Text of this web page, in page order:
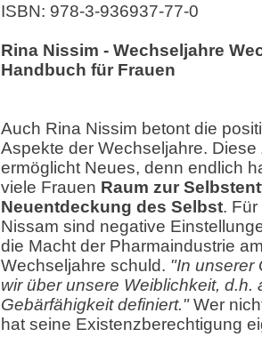
ISBN: 978-3-936937-77-0
Rina Nissim - Wechseljahre
Handbuch für Frauen
Auch Rina Nissim betont die
Aspekte der Wechseljahre. Diese
ermöglicht Neues, denn endlich
viele Frauen Raum zur
Neuentdeckung des Selbst.
Nissam sind negative
die Macht der Pharmaindustrie
Wechseljahre schuld. "In unserer
wir über unsere Weiblichkeit, d.h.
Gebärfähigkeit definiert."Wer
hat seine Existenzberechtigung